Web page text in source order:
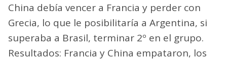
China debía vencer a Francia y perder con
Grecia, lo que le posibilitaría a Argentina, si
superaba a Brasil, terminar 2º en el grupo.
Resultados: Francia y China empataron, los